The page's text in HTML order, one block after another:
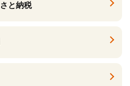
と納税